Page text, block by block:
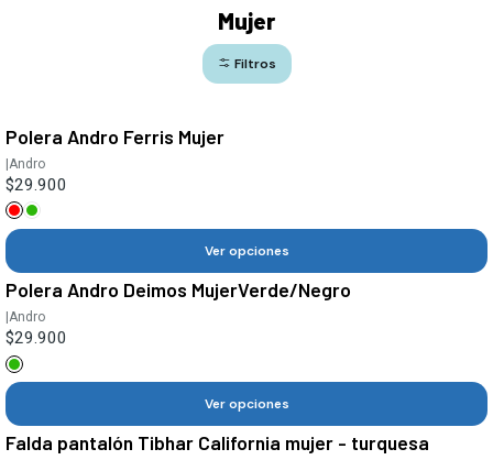
Mujer
Filtros
Polera Andro Ferris Mujer
|Andro
$29.900
Ver opciones
Polera Andro Deimos MujerVerde/Negro
|Andro
$29.900
Ver opciones
Falda pantalón Tibhar California mujer - turquesa